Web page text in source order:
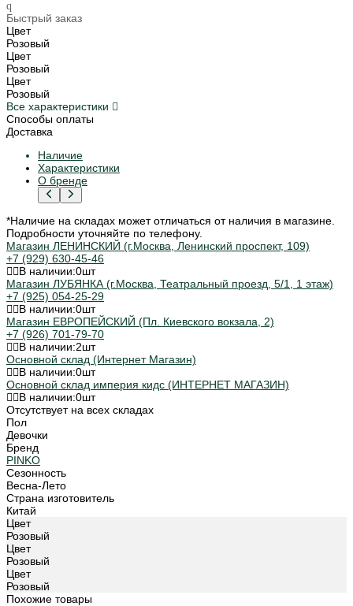
Быстрый заказ
Цвет
Розовый
Цвет
Розовый
Цвет
Розовый
Все характеристики
Способы оплаты
Доставка
Наличие
Характеристики
О бренде
*Наличие на складах может отличаться от наличия в магазине.
Подробности уточняйте по телефону.
Магазин ЛЕНИНСКИЙ (г.Москва, Ленинский проспект, 109)
+7 (929) 630-45-46
В наличии:0шт
Магазин ЛУБЯНКА (г.Москва, Театральный проезд, 5/1, 1 этаж)
+7 (925) 054-25-29
В наличии:0шт
Магазин ЕВРОПЕЙСКИЙ (Пл. Киевского вокзала, 2)
+7 (926) 701-79-70
В наличии:2шт
Основной склад (Интернет Магазин)
В наличии:0шт
Основной склад империя кидс (ИНТЕРНЕТ МАГАЗИН)
В наличии:0шт
Отсутствует на всех складах
Пол
Девочки
Бренд
PINKO
Сезонность
Весна-Лето
Страна изготовитель
Китай
Цвет
Розовый
Цвет
Розовый
Цвет
Розовый
Похожие товары